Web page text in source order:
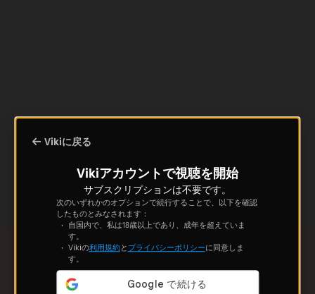
Vikiに戻る
Vikiアカウントで視聴を開始
サブスクリプションは不要です。
次のいずれかのオプションで続行することで、以下を確認
したものとみなされます：
自国内で、私は18歳以上であり、成年を超えていま
す。
Vikiの利用規約と プライバシーポリシーに同意しま
す。